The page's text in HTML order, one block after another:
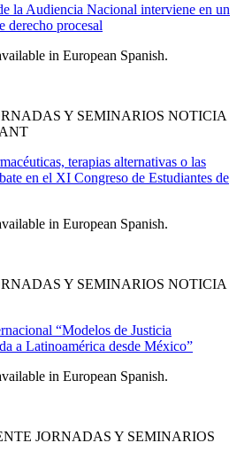
la Audiencia Nacional interviene en un
derecho procesal
in European Spanish.
Y SEMINARIOS NOTICIA
terapias alternativas o las
en el XI Congreso de Estudiantes de
in European Spanish.
Y SEMINARIOS NOTICIA
“Modelos de Justicia
a Latinoamérica desde México”
in European Spanish.
JORNADAS Y SEMINARIOS